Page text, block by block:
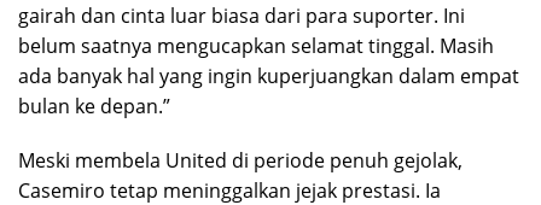
gairah dan cinta luar biasa dari para suporter. Ini
belum saatnya mengucapkan selamat tinggal. Masih
ada banyak hal yang ingin kuperjuangkan dalam empat
bulan ke depan.”
Meski membela United di periode penuh gejolak,
Casemiro tetap meninggalkan jejak prestasi. Ia